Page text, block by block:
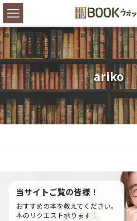
ariko
当サイトご覧の皆様！
おすすめの本を教えてください。
本のリクエスト承ります！